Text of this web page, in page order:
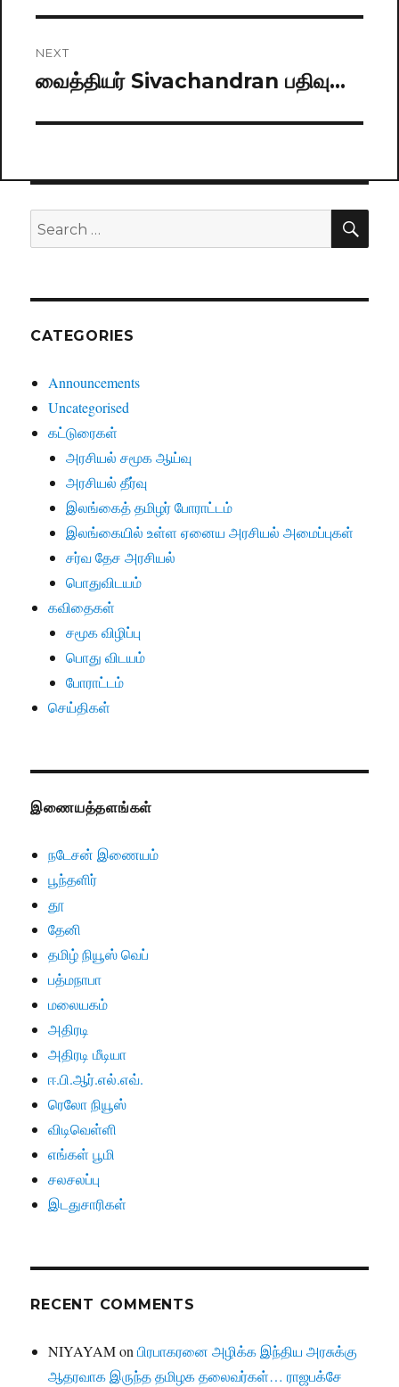
NEXT
Next
வைத்தியர் Sivachandran பதிவு…
Search
for:
CATEGORIES
Announcements
Uncategorised
கட்டுரைகள்
அரசியல் சமூக ஆய்வு
அரசியல் தீர்வு
இலங்கைத் தமிழர் போராட்டம்
இலங்கையில் உள்ள ஏனைய அரசியல் அமைப்புகள்
சர்வ தேச அரசியல்
பொதுவிடயம்
கவிதைகள்
சமூக விழிப்பு
பொது விடயம்
போராட்டம்
செய்திகள்
இணையத்தளங்கள்
நடேசன் இணையம்
பூந்தளிர்
தூ
தேனி
தமிழ் நியூஸ் வெப்
பத்மநாபா
மலையகம்
அதிரடி
அதிரடி மீடியா
ஈ.பி.ஆர்.எல்.எவ்.
ரெலோ நியூஸ்
விடிவெள்ளி
எங்கள் பூமி
சலசலப்பு
இடதுசாரிகள்
RECENT COMMENTS
NIYAYAMonபிரபாகரனை அழிக்க இந்திய அரசுக்கு
ஆதரவாக இருந்த தமிழக தலைவர்கள்… ராஜபக்சே